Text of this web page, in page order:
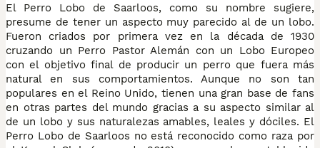
El Perro Lobo de Saarloos, como su nombre sugiere,
presume de tener un aspecto muy parecido al de un lobo.
Fueron criados por primera vez en la década de 1930
cruzando un Perro Pastor Alemán con un Lobo Europeo
con el objetivo final de producir un perro que fuera más
natural en sus comportamientos. Aunque no son tan
populares en el Reino Unido, tienen una gran base de fans
en otras partes del mundo gracias a su aspecto similar al
de un lobo y sus naturalezas amables, leales y dóciles. El
Perro Lobo de Saarloos no está reconocido como raza por